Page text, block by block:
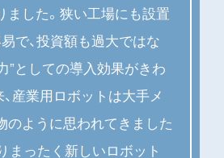
ました。狭い工場にも設置
で、投資額も過大ではな
”としての導入効果がきわ
産業用ロボットは大手メ
のように思われてきました
まったく新しいロボット